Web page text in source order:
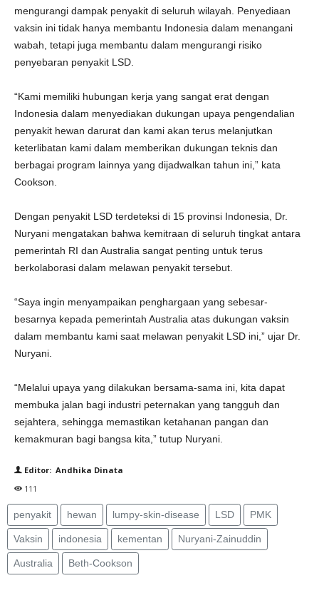
mengurangi dampak penyakit di seluruh wilayah. Penyediaan
vaksin ini tidak hanya membantu Indonesia dalam menangani
wabah, tetapi juga membantu dalam mengurangi risiko
penyebaran penyakit LSD.
“Kami memiliki hubungan kerja yang sangat erat dengan
Indonesia dalam menyediakan dukungan upaya pengendalian
penyakit hewan darurat dan kami akan terus melanjutkan
keterlibatan kami dalam memberikan dukungan teknis dan
berbagai program lainnya yang dijadwalkan tahun ini,” kata
Cookson.
Dengan penyakit LSD terdeteksi di 15 provinsi Indonesia, Dr.
Nuryani mengatakan bahwa kemitraan di seluruh tingkat antara
pemerintah RI dan Australia sangat penting untuk terus
berkolaborasi dalam melawan penyakit tersebut.
“Saya ingin menyampaikan penghargaan yang sebesar-
besarnya kepada pemerintah Australia atas dukungan vaksin
dalam membantu kami saat melawan penyakit LSD ini,” ujar Dr.
Nuryani.
“Melalui upaya yang dilakukan bersama-sama ini, kita dapat
membuka jalan bagi industri peternakan yang tangguh dan
sejahtera, sehingga memastikan ketahanan pangan dan
kemakmuran bagi bangsa kita,” tutup Nuryani.
Editor: Andhika Dinata
111
penyakit hewan lumpy-skin-disease LSD PMK
Vaksin indonesia kementan Nuryani-Zainuddin
Australia Beth-Cookson